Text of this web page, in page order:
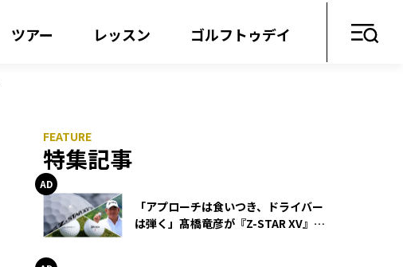
ツアー レッスン ゴルフトゥデイ
特集記事
「アプローチは食いつき、ドライバー
は弾く」髙橋竜彦が『Z-STAR XV』を